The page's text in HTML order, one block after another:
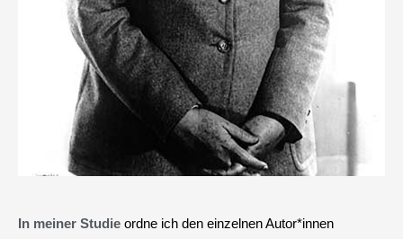
In meiner Studie ordne ich den einzelnen Autor*innen